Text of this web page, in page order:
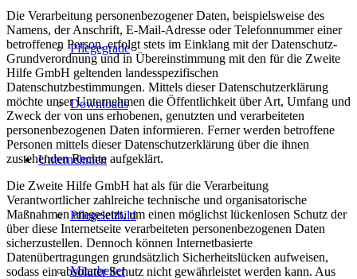
Pflegegrade
Downloads
Unternehmen
Pflegeleitbild
Mitarbeiter
Die Verarbeitung personenbezogener Daten, beispielsweise des
Namens, der Anschrift, E-Mail-Adresse oder Telefonnummer einer
betroffenen Person, erfolgt stets im Einklang mit der Datenschutz-
Grundverordnung und in Übereinstimmung mit den für die Zweite
Hilfe GmbH geltenden landesspezifischen
Datenschutzbestimmungen. Mittels dieser Datenschutzerklärung
möchte unser Unternehmen die Öffentlichkeit über Art, Umfang und
Zweck der von uns erhobenen, genutzten und verarbeiteten
personenbezogenen Daten informieren. Ferner werden betroffene
Personen mittels dieser Datenschutzerklärung über die ihnen
zustehenden Rechte aufgeklärt.
Die Zweite Hilfe GmbH hat als für die Verarbeitung
Verantwortlicher zahlreiche technische und organisatorische
Maßnahmen umgesetzt, um einen möglichst lückenlosen Schutz der
über diese Internetseite verarbeiteten personenbezogenen Daten
sicherzustellen. Dennoch können Internetbasierte
Datenübertragungen grundsätzlich Sicherheitslücken aufweisen,
sodass ein absoluter Schutz nicht gewährleistet werden kann. Aus